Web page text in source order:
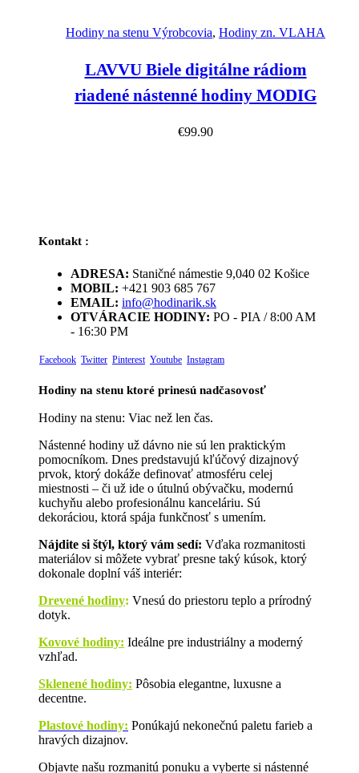
Hodiny na stenu Výrobcovia, Hodiny zn. VLAHA
LAVVU Biele digitálne rádiom
riadené nástenné hodiny MODIG
€99.90
Kontakt :
ADRESA: Staničné námestie 9,040 02 Košice
MOBIL: +421 903 685 767
EMAIL: info@hodinarik.sk
OTVÁRACIE HODINY: PO - PIA / 8:00 AM
- 16:30 PM
Facebook Twitter Pinterest Youtube Instagram
Hodiny na stenu ktoré prinesú nadčasovosť
Hodiny na stenu: Viac než len čas.
Nástenné hodiny už dávno nie sú len praktickým
pomocníkom. Dnes predstavujú kľúčový dizajnový
prvok, ktorý dokáže definovať atmosféru celej
miestnosti – či už ide o útulnú obývačku, modernú
kuchyňu alebo profesionálnu kanceláriu. Sú
dekoráciou, ktorá spája funkčnosť s umením.
Nájdite si štýl, ktorý vám sedí: Vďaka rozmanitosti
materiálov si môžete vybrať presne taký kúsok, ktorý
dokonale doplní váš interiér:
Drevené hodiny: Vnesú do priestoru teplo a prírodný
dotyk.
Kovové hodiny: Ideálne pre industriálny a moderný
vzhľad.
Sklenené hodiny: Pôsobia elegantne, luxusne a
decentne.
Plastové hodiny: Ponúkajú nekonečnú paletu farieb a
hravých dizajnov.
Objavte našu rozmanitú ponuku a vyberte si nástenné